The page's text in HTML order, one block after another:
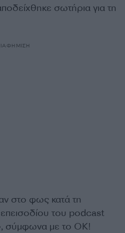
σωτήρια για τη
στο φως κατά τη
του podcast
σύμφωνα με το OK!